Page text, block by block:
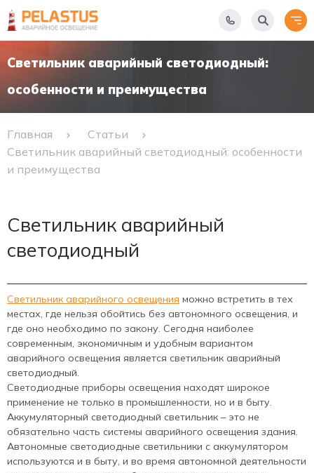
Светильник аварийный светодиодный:
особенности и преимущества
Главная
Статьи
Светильник аварийный светодиодный: особенности
и преимущества
Светильник аварийный
светодиодный
Светильник аварийного освещения можно встретить в тех
местах, где нельзя обойтись без автономного освещения, и
где оно необходимо по закону. Сегодня наиболее
современным, экономичным и удобным вариантом
аварийного освещения является светильник аварийный
светодиодный.
Светодиодные приборы освещения находят широкое
применение не только в промышленности, но и в быту.
Аккумуляторный светодиодный светильник – это не
обязательно часть системы аварийного освещения здания.
Автономные светодиодные светильники с аккумулятором
используются и в быту, и во время автономной деятельности